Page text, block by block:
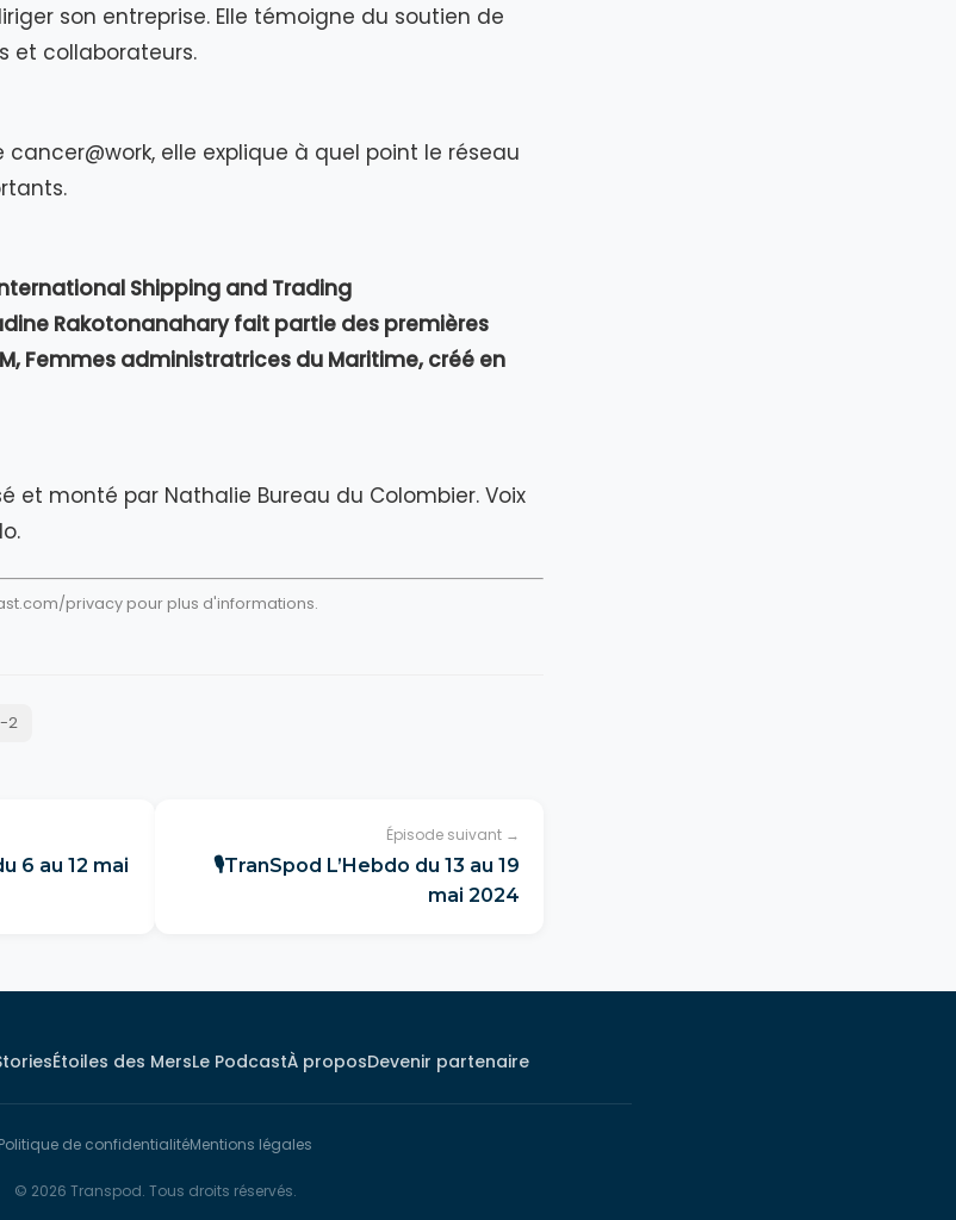
son entreprise. Elle témoigne du soutien de
et collaborateurs.
elle explique à quel point le réseau
Shipping and Trading
Rakotonanahary fait partie des premières
Femmes administratrices du Maritime, créé en
et monté par Nathalie Bureau du Colombier. Voix
privacy pour plus d'informations.
2
6 au 12 mai
Épisode suivant →
🎙TranSpod L’Hebdo du 13 au 19
mai 2024
Étoiles des MersLe PodcastÀ proposDevenir partenaire
Politique de confidentialitéMentions légales
© 2026 Transpod. Tous droits réservés.